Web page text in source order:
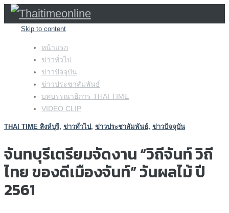
Skip to content
หน้าแรก
ข่าวทั่วไป
ข่าวปัจจุบัน
ข่าวประชาสัมพันธ์
บทบรรณาธิการ THAI TIME
VIDEO CLIP
THAI TIME สิงห์บุรี, ข่าวทั่วไป, ข่าวประชาสัมพันธ์, ข่าวปัจจุบัน
จันทบุรีเตรียมจัดงาน “วิถีจันท์ วิถี
ไทย ของดีเมืองจันท์” วันผลไม้ ปี
2561